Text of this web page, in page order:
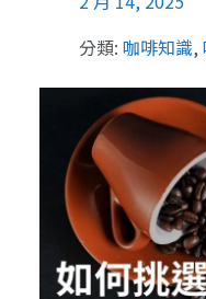
分類: 咖啡知識,